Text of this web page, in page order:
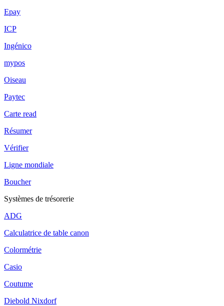
Epay
ICP
Ingénico
mypos
Oiseau
Paytec
Carte read
Résumer
Vérifier
Ligne mondiale
Boucher
Systèmes de trésorerie
ADG
Calculatrice de table canon
Colormétrie
Casio
Coutume
Diebold Nixdorf